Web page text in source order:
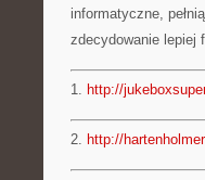
informatyczne,
zdecydowanie lepiej
1. http://
2. http://